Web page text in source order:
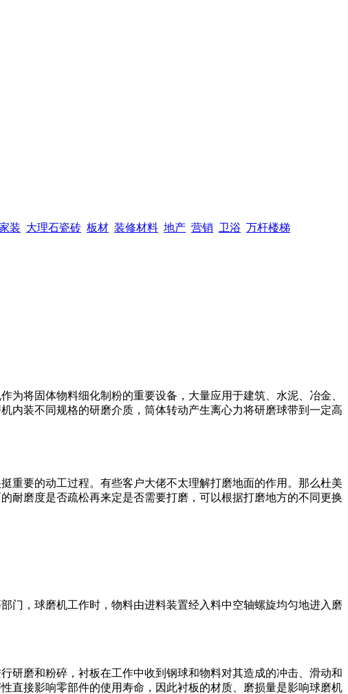
装 大理石瓷砖 板材 装修材料 地产 营销 卫浴 万杆楼梯
将固体物料细化制粉的重要设备，大量应用于建筑、水泥、冶金、
内装不同规格的研磨介质，筒体转动产生离心力将研磨球带到一定高
重要的动工过程。有些客户大佬不太理解打磨地面的作用。那么杜美
耐磨度是否疏松再来定是否需要打磨，可以根据打磨地方的不同更换
门，球磨机工作时，物料由进料装置经入料中空轴螺旋均匀地进入磨
研磨和粉碎，衬板在工作中收到钢球和物料对其造成的冲击、滑动和
直接影响零部件的使用寿命，因此衬板的材质、磨损量是影响球磨机